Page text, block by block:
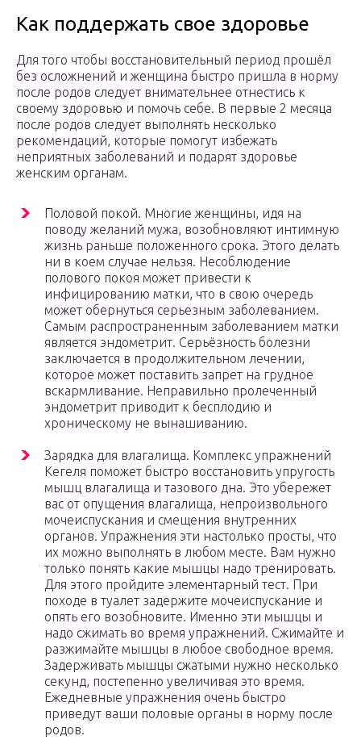
Как поддержать свое здоровье
Для того чтобы восстановительный период прошёл
без осложнений и женщина быстро пришла в норму
после родов следует внимательнее отнестись к
своему здоровью и помочь себе. В первые 2 месяца
после родов следует выполнять несколько
рекомендаций, которые помогут избежать
неприятных заболеваний и подарят здоровье
женским органам.
Половой покой. Многие женщины, идя на
поводу желаний мужа, возобновляют интимную
жизнь раньше положенного срока. Этого делать
ни в коем случае нельзя. Несоблюдение
полового покоя может привести к
инфицированию матки, что в свою очередь
может обернуться серьезным заболеванием.
Самым распространенным заболеванием матки
является эндометрит. Серьёзность болезни
заключается в продолжительном лечении,
которое может поставить запрет на грудное
вскармливание. Неправильно пролеченный
эндометрит приводит к бесплодию и
хроническому не вынашиванию.
Зарядка для влагалища. Комплекс упражнений
Кегеля поможет быстро восстановить упругость
мышц влагалища и тазового дна. Это убережет
вас от опущения влагалища, непроизвольного
мочеиспускания и смещения внутренних
органов. Упражнения эти настолько просты, что
их можно выполнять в любом месте. Вам нужно
только понять какие мышцы надо тренировать.
Для этого пройдите элементарный тест. При
походе в туалет задержите мочеиспускание и
опять его возобновите. Именно эти мышцы и
надо сжимать во время упражнений. Сжимайте и
разжимайте мышцы в любое свободное время.
Задерживать мышцы сжатыми нужно несколько
секунд, постепенно увеличивая это время.
Ежедневные упражнения очень быстро
приведут ваши половые органы в норму после
родов.